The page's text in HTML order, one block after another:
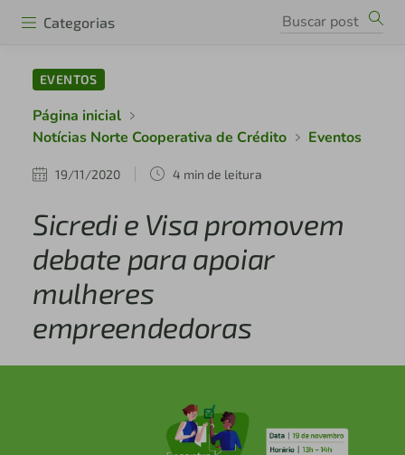
Categorias
EVENTOS
Página inicial
Notícias Norte Cooperativa de Crédito
Eventos
19/11/2020 4 min de leitura
Sicredi e Visa promovem
debate para apoiar
mulheres
empreendedoras